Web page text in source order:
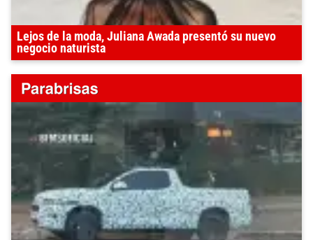
Lejos de la moda, Juliana Awada presentó su nuevo
negocio naturista